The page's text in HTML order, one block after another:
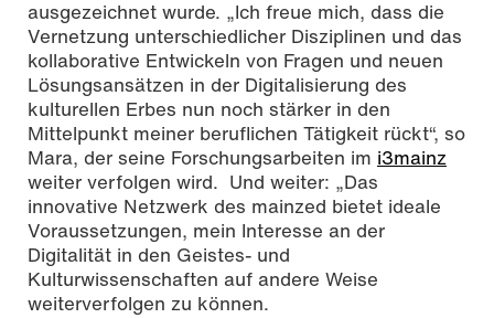
ausgezeichnet wurde. „Ich freue mich, dass die
Vernetzung unterschiedlicher Disziplinen und das
kollaborative Entwickeln von Fragen und neuen
Lösungsansätzen in der Digitalisierung des
kulturellen Erbes nun noch stärker in den
Mittelpunkt meiner beruflichen Tätigkeit rückt“, so
Mara, der seine Forschungsarbeiten im i3mainz
weiter verfolgen wird. Und weiter: „Das
innovative Netzwerk des mainzed bietet ideale
Voraussetzungen, mein Interesse an der
Digitalität in den Geistes- und
Kulturwissenschaften auf andere Weise
weiterverfolgen zu können.